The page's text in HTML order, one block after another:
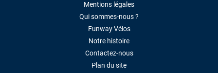
Mentions légales
Qui sommes-nous ?
Funway Vélos
Notre histoire
Contactez-nous
Plan du site